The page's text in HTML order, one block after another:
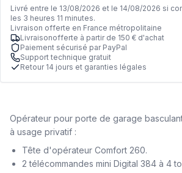
Livré entre le 13/08/2026 et le 14/08/2026 si
les 3 heures 11 minutes.
Livraison offerte en France métropolitaine
Livraisonofferte à partir de 150 € d'achat
Paiement sécurisé par PayPal
Support technique gratuit
Retour 14 jours et garanties légales
Opérateur pour porte de garage
à usage privatif :
Tête d'opérateur Comfort 260.
2 télécommandes mini Digital 384 à 4